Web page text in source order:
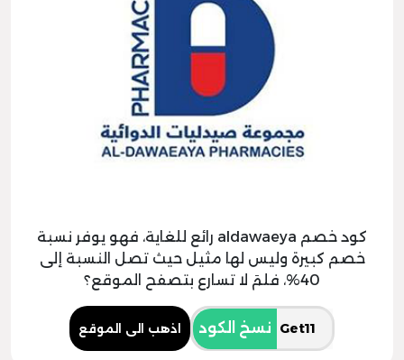
كود خصم aldawaeya رائع للغاية، فهو يوفر نسبة
خصم كبيرة وليس لها مثيل حيث تصل النسبة إلى
40%، فلمَ لا تسارع بتصفح الموقع؟
نسخ الكود اذهب الى الموقع